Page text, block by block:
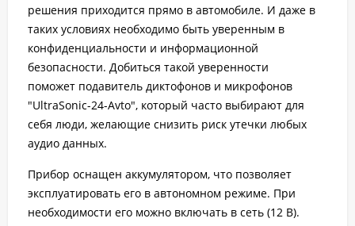
решения приходится прямо в автомобиле. И даже в
таких условиях необходимо быть уверенным в
конфиденциальности и информационной
безопасности. Добиться такой уверенности
поможет подавитель диктофонов и микрофонов
"UltraSonic-24-Avto", который часто выбирают для
себя люди, желающие снизить риск утечки любых
аудио данных.
Прибор оснащен аккумулятором, что позволяет
эксплуатировать его в автономном режиме. При
необходимости его можно включать в сеть (12 В).